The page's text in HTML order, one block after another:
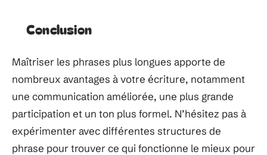
Conclusion
Maîtriser les phrases plus longues apporte de
nombreux avantages à votre écriture, notamment
une communication améliorée, une plus grande
participation et un ton plus formel. N’hésitez pas à
expérimenter avec différentes structures de
phrase pour trouver ce qui fonctionne le mieux pour